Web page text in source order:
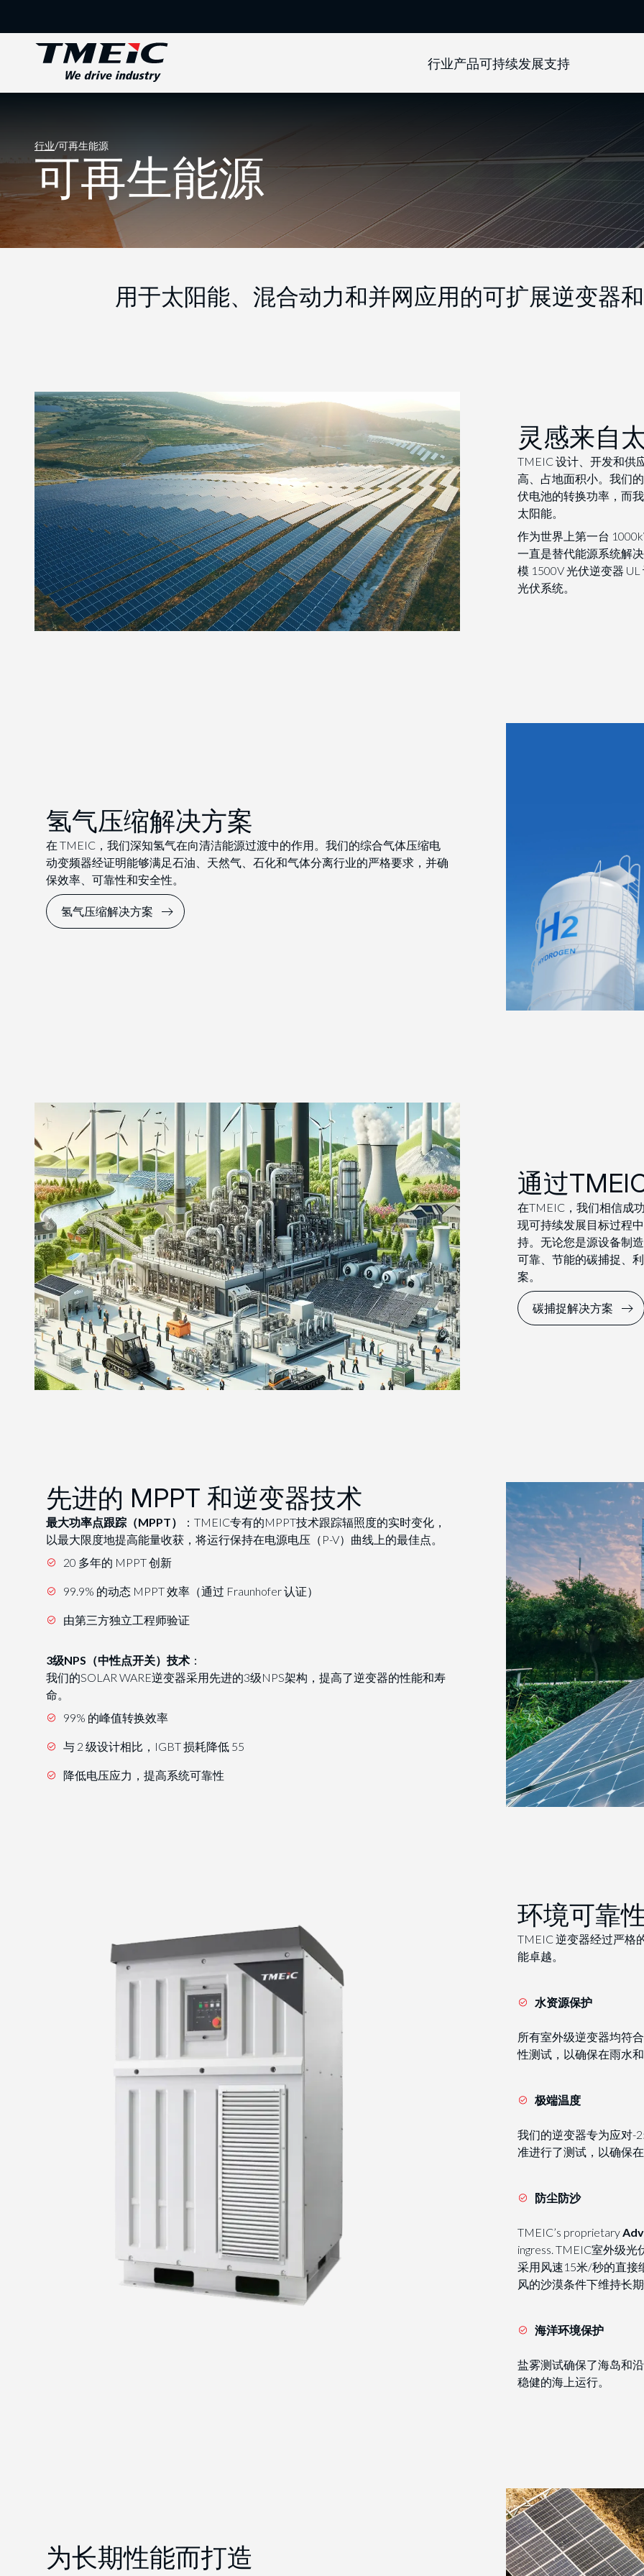
行业产品可持续发展支持
行业/可再生能源
可再生能源
用于太阳能、混合动力和并网应用的可扩展逆变器
灵感来自
TMEIC 设计、开发和供
高、占地面积小。我们
伏电池的转换功率，而
太阳能。
作为世界上第一台
一直是替代能源系统解
模 1500V 光伏逆变器
光伏系统。
氢气压缩解决方案
在 TMEIC，我们深知氢气在向清洁能源过渡中的作用。我们的综合气体压缩电
动变频器经证明能够满足石油、天然气、石化和气体分离行业的严格要求，并确
保效率、可靠性和安全性。
氢气压缩解决方案
通过
在TMEIC，我们相信成
现可持续发展目标过程
持。无论您是源设备制
可靠、节能的碳捕捉、
案。
碳捕捉解决方案
先进的 MPPT 和逆变器技术
最大功率点跟踪（MPPT）
：TMEIC专有的MPPT技术跟踪辐照度的实时变化，
以最大限度地提高能量收获，将运行保持在电源电压（P-V）曲线上的最佳点。
20 多年的 MPPT 创新
99.9% 的动态 MPPT 效率（通过 Fraunhofer 认证）
由第三方独立工程师验证
3级NPS（中性点开关）技术：
我们的SOLAR WARE逆变器采用先进的3级NPS架构，提高了逆变器的性能和寿
命。
99% 的峰值转换效率
与 2 级设计相比，IGBT 损耗降低 55
降低电压应力，提高系统可靠性
环境可靠
TMEIC 逆变器经过严格
能卓越。
水资源保护
所有室外级逆变器均符
性测试，以确保在雨水
极端温度
我们的逆变器专为应对-
准进行了测试，以确保
防尘防沙
TMEIC’s proprietary
ingress. TMEIC室外级
采用风速15米/秒的直接
风的沙漠条件下维持长
海洋环境保护
盐雾测试确保了海岛和
稳健的海上运行。
为长期性能而打造